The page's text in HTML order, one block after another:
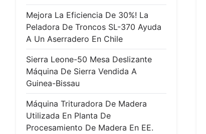
Mejora La Eficiencia De 30%! La
Peladora De Troncos SL-370 Ayuda
A Un Aserradero En Chile
Sierra Leone-50 Mesa Deslizante
Máquina De Sierra Vendida A
Guinea-Bissau
Máquina Trituradora De Madera
Utilizada En Planta De
Procesamiento De Madera En EE.